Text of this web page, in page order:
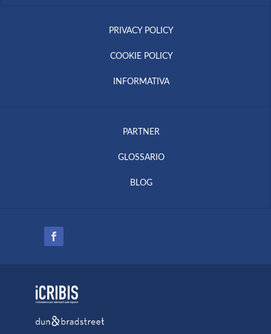
PRIVACY POLICY
COOKIE POLICY
INFORMATIVA
PARTNER
GLOSSARIO
BLOG